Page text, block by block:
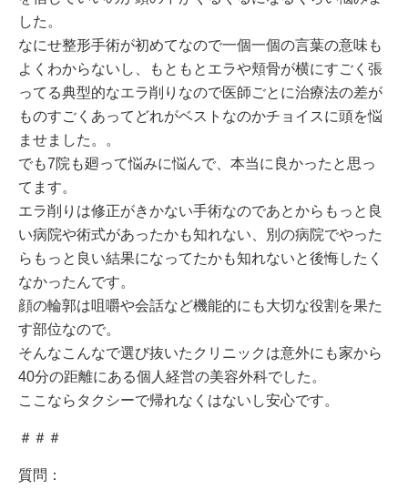
した。
なにせ整形手術が初めてなので一個一個の言葉の意味も
よくわからないし、もともとエラや頬骨が横にすごく張
ってる典型的なエラ削りなので医師ごとに治療法の差が
ものすごくあってどれがベストなのかチョイスに頭を悩
ませました。。
でも7院も廻って悩みに悩んで、本当に良かったと思っ
てます。
エラ削りは修正がきかない手術なのであとからもっと良
い病院や術式があったかも知れない、別の病院でやった
らもっと良い結果になってたかも知れないと後悔したく
なかったんです。
顔の輪郭は咀嚼や会話など機能的にも大切な役割を果た
す部位なので。
そんなこんなで選び抜いたクリニックは意外にも家から
40分の距離にある個人経営の美容外科でした。
ここならタクシーで帰れなくはないし安心です。
＃＃＃
質問：